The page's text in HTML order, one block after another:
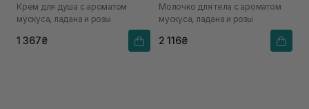
200 мл
Крем для душа с ароматом
мускуса, ладана и розы
1 367₴
Молочко для тела с ароматом
мускуса, ладана и розы
2 116₴